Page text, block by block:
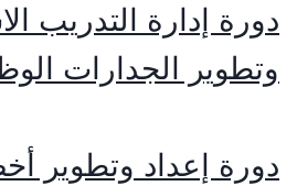
دورة إدارة التدريب
وتطوير الجدارات
دورة إعداد وتطوير